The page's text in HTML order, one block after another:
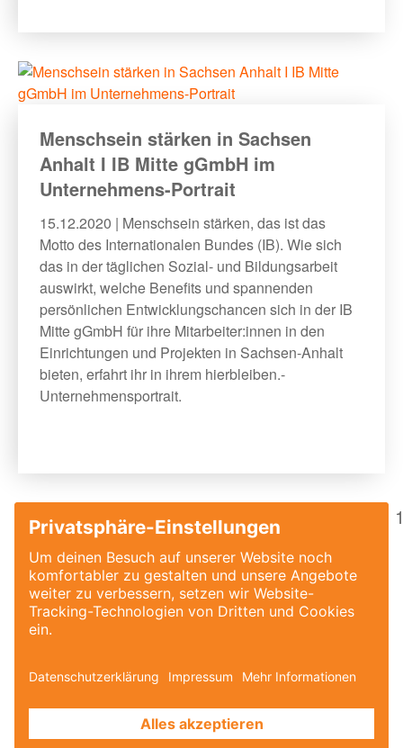
Menschsein stärken in Sachsen
Anhalt I IB Mitte gGmbH im
Unternehmens-Portrait
15.12.2020 | Menschsein stärken, das ist das
Motto des Internationalen Bundes (IB). Wie sich
das in der täglichen Sozial- und Bildungsarbeit
auswirkt, welche Benefits und spannenden
persönlichen Entwicklungschancen sich in der IB
Mitte gGmbH für ihre Mitarbeiter:innen in den
Einrichtungen und Projekten in Sachsen-Anhalt
bieten, erfahrt ihr in ihrem hierbleiben.-
Unternehmensportrait.
7 8 9 10 11 12 13